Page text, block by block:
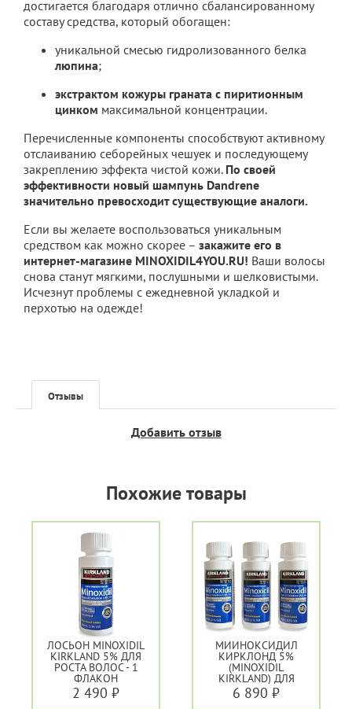
достигается благодаря отлично сбалансированному
составу средства, который обогащен:
уникальной смесью гидролизованного белка
люпина;
экстрактом кожуры граната с пиритионным
цинком максимальной концентрации.
Перечисленные компоненты способствуют активному
отслаиванию себорейных чешуек и последующему
закреплению эффекта чистой кожи. По своей
эффективности новый шампунь Dandrene
значительно превосходит существующие аналоги.
Если вы желаете воспользоваться уникальным
средством как можно скорее – закажите его в
интернет-магазине MINOXIDIL4YOU.RU! Ваши волосы
снова станут мягкими, послушными и шелковистыми.
Исчезнут проблемы с ежедневной укладкой и
перхотью на одежде!
Отзывы
Добавить отзыв
Похожие товары
ЛОСЬОН MINOXIDIL
KIRKLAND 5% ДЛЯ
РОСТА ВОЛОС - 1
ФЛАКОН
2 490 ₽
МИИНОКСИДИЛ
КИРКЛОНД 5%
(MINOXIDIL
KIRKLAND) ДЛЯ
РОСТА ВОЛОС - 3
ФЛАКОНА
6 890 ₽